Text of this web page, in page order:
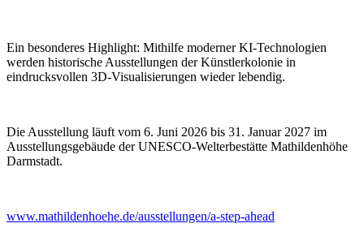
Ein besonderes Highlight: Mithilfe moderner KI-Technologien
werden historische Ausstellungen der Künstlerkolonie in
eindrucksvollen 3D-Visualisierungen wieder lebendig.
Die Ausstellung läuft vom 6. Juni 2026 bis 31. Januar 2027 im
Ausstellungsgebäude der UNESCO-Welterbestätte Mathildenhöhe
Darmstadt.
www.mathildenhoehe.de/ausstellungen/a-step-ahead